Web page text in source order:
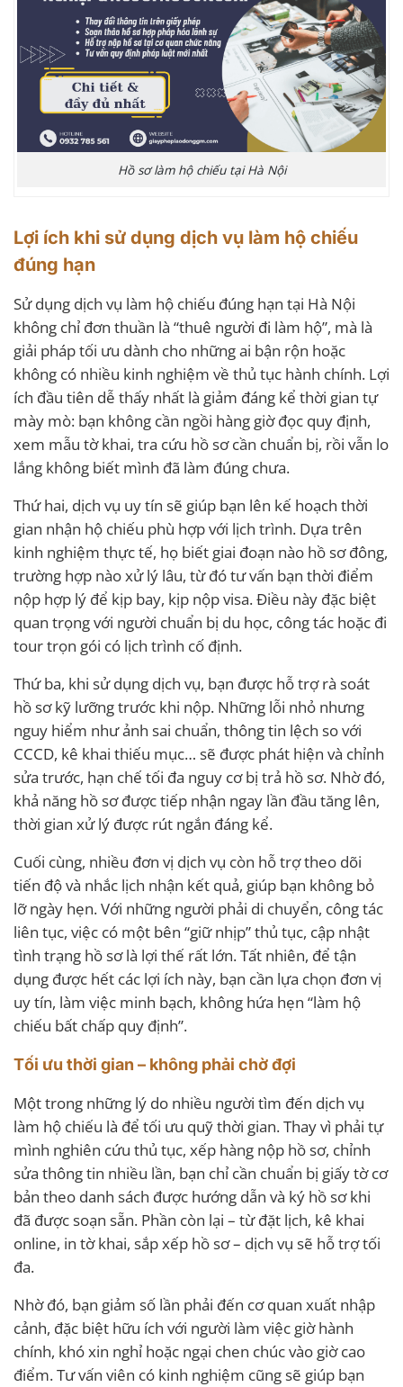
Hồ sơ làm hộ chiếu tại Hà Nội
Lợi ích khi sử dụng dịch vụ làm hộ chiếu
đúng hạn
Sử dụng dịch vụ làm hộ chiếu đúng hạn tại Hà Nội
không chỉ đơn thuần là “thuê người đi làm hộ”, mà là
giải pháp tối ưu dành cho những ai bận rộn hoặc
không có nhiều kinh nghiệm về thủ tục hành chính. Lợi
ích đầu tiên dễ thấy nhất là giảm đáng kể thời gian tự
mày mò: bạn không cần ngồi hàng giờ đọc quy định,
xem mẫu tờ khai, tra cứu hồ sơ cần chuẩn bị, rồi vẫn lo
lắng không biết mình đã làm đúng chưa.
Thứ hai, dịch vụ uy tín sẽ giúp bạn lên kế hoạch thời
gian nhận hộ chiếu phù hợp với lịch trình. Dựa trên
kinh nghiệm thực tế, họ biết giai đoạn nào hồ sơ đông,
trường hợp nào xử lý lâu, từ đó tư vấn bạn thời điểm
nộp hợp lý để kịp bay, kịp nộp visa. Điều này đặc biệt
quan trọng với người chuẩn bị du học, công tác hoặc đi
tour trọn gói có lịch trình cố định.
Thứ ba, khi sử dụng dịch vụ, bạn được hỗ trợ rà soát
hồ sơ kỹ lưỡng trước khi nộp. Những lỗi nhỏ nhưng
nguy hiểm như ảnh sai chuẩn, thông tin lệch so với
CCCD, kê khai thiếu mục… sẽ được phát hiện và chỉnh
sửa trước, hạn chế tối đa nguy cơ bị trả hồ sơ. Nhờ đó,
khả năng hồ sơ được tiếp nhận ngay lần đầu tăng lên,
thời gian xử lý được rút ngắn đáng kể.
Cuối cùng, nhiều đơn vị dịch vụ còn hỗ trợ theo dõi
tiến độ và nhắc lịch nhận kết quả, giúp bạn không bỏ
lỡ ngày hẹn. Với những người phải di chuyển, công tác
liên tục, việc có một bên “giữ nhịp” thủ tục, cập nhật
tình trạng hồ sơ là lợi thế rất lớn. Tất nhiên, để tận
dụng được hết các lợi ích này, bạn cần lựa chọn đơn vị
uy tín, làm việc minh bạch, không hứa hẹn “làm hộ
chiếu bất chấp quy định”.
Tối ưu thời gian – không phải chờ đợi
Một trong những lý do nhiều người tìm đến dịch vụ
làm hộ chiếu là để tối ưu quỹ thời gian. Thay vì phải tự
mình nghiên cứu thủ tục, xếp hàng nộp hồ sơ, chỉnh
sửa thông tin nhiều lần, bạn chỉ cần chuẩn bị giấy tờ cơ
bản theo danh sách được hướng dẫn và ký hồ sơ khi
đã được soạn sẵn. Phần còn lại – từ đặt lịch, kê khai
online, in tờ khai, sắp xếp hồ sơ – dịch vụ sẽ hỗ trợ tối
đa.
Nhờ đó, bạn giảm số lần phải đến cơ quan xuất nhập
cảnh, đặc biệt hữu ích với người làm việc giờ hành
chính, khó xin nghỉ hoặc ngại chen chúc vào giờ cao
điểm. Tư vấn viên có kinh nghiệm cũng sẽ giúp bạn